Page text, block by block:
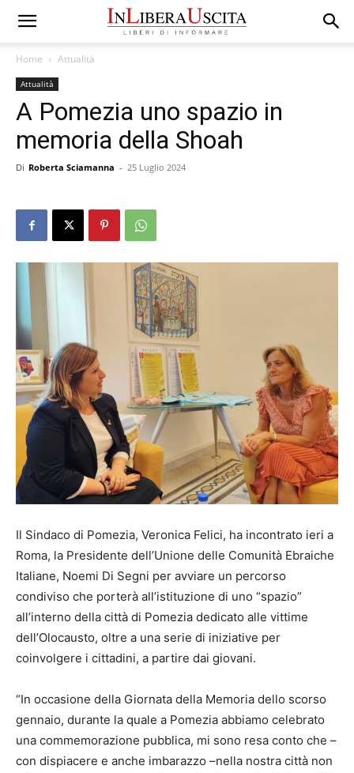
Home Attualità
Attualità
A Pomezia uno spazio in
memoria della Shoah
Di Roberta Sciamanna - 25 Luglio 2024
Il Sindaco di Pomezia, Veronica Felici, ha incontrato ieri a
Roma, la Presidente dell’Unione delle Comunità Ebraiche
Italiane, Noemi Di Segni per avviare un percorso
condiviso che porterà all’istituzione di uno “spazio”
all’interno della città di Pomezia dedicato alle vittime
dell’Olocausto, oltre a una serie di iniziative per
coinvolgere i cittadini, a partire dai giovani.
“In occasione della Giornata della Memoria dello scorso
gennaio, durante la quale a Pomezia abbiamo celebrato
una commemorazione pubblica, mi sono resa conto che –
con dispiacere e anche imbarazzo –nella nostra città non